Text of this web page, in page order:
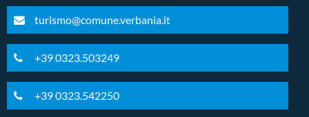
turismo@comune.verbania.it
+39 0323.503249
+39 0323.542250